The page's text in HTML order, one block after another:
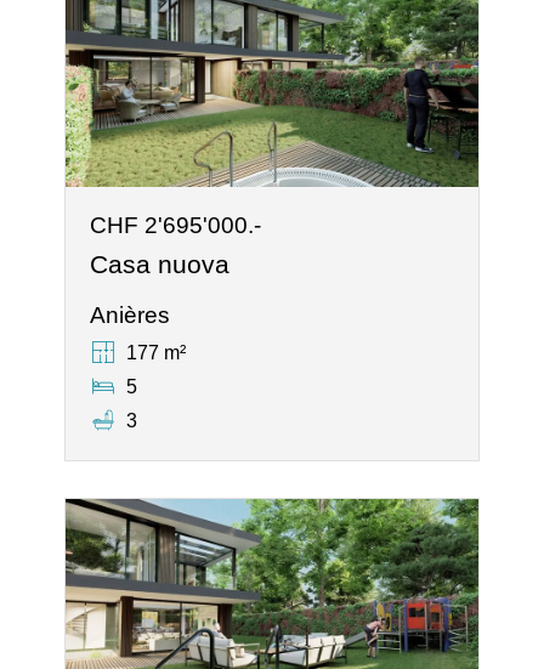
CHF 2'695'000.-
Casa nuova
Anières
177 m²
5
3